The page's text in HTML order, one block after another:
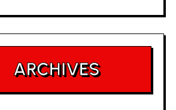
ARCHIVES